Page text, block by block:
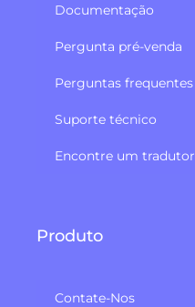
Documentação
Pergunta pré-venda
Perguntas frequentes
Suporte técnico
Encontre um tradutor
Produto
Contate-Nos